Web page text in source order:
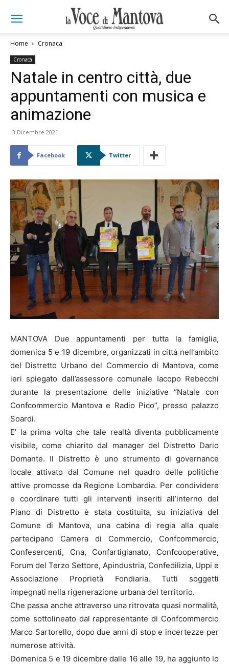
Home Cronaca
Cronaca
Natale in centro città, due
appuntamenti con musica e
animazione
3 Dicembre 2021
Facebook Twitter
MANTOVA Due appuntamenti per tutta la famiglia,
domenica 5 e 19 dicembre, organizzati in città nell’ambito
del Distretto Urbano del Commercio di Mantova, come
ieri spiegato dall’assessore comunale Iacopo Rebecchi
durante la presentazione delle iniziative “Natale con
Confcommercio Mantova e Radio Pico”, presso palazzo
Soardi.
E’ la prima volta che tale realtà diventa pubblicamente
visibile, come chiarito dal manager del Distretto Dario
Domante. Il Distretto è uno strumento di governance
locale attivato dal Comune nel quadro delle politiche
attive promosse da Regione Lombardia. Per condividere
e coordinare tutti gli interventi inseriti all’interno del
Piano di Distretto è stata costituita, su iniziativa del
Comune di Mantova, una cabina di regia alla quale
partecipano Camera di Commercio, Confcommercio,
Confesercenti, Cna, Confartigianato, Confcooperative,
Forum del Terzo Settore, Apindustria, Confedilizia, Uppi e
Associazione Proprietà Fondiaria. Tutti soggetti
impegnati nella rigenerazione urbana del territorio.
Che passa anche attraverso una ritrovata quasi normalità,
come sottolineato dal rappresentante di Confcommercio
Marco Sartorello, dopo due anni di stop e incertezze per
numerose attività.
Domenica 5 e 19 dicembre dalle 16 alle 19, ha aggiunto lo